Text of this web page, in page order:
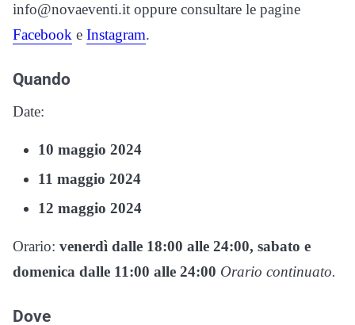
info@novaeventi.it oppure consultare le pagine
Facebook e Instagram.
Quando
Date:
10 maggio 2024
11 maggio 2024
12 maggio 2024
Orario: venerdì dalle 18:00 alle 24:00, sabato e
domenica dalle 11:00 alle 24:00 Orario continuato.
Dove